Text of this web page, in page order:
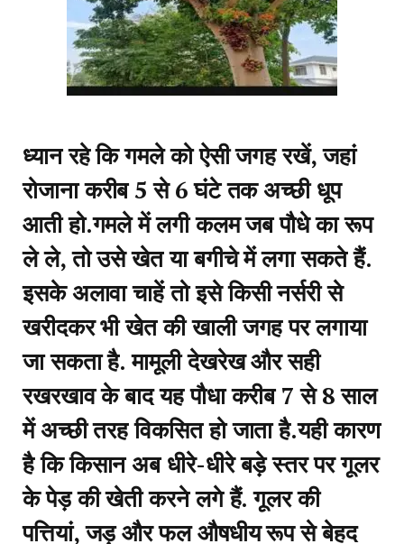
ध्यान रहे कि गमले को ऐसी जगह रखें, जहां
रोजाना करीब 5 से 6 घंटे तक अच्छी धूप
आती हो.गमले में लगी कलम जब पौधे का रूप
ले ले, तो उसे खेत या बगीचे में लगा सकते हैं.
इसके अलावा चाहें तो इसे किसी नर्सरी से
खरीदकर भी खेत की खाली जगह पर लगाया
जा सकता है. मामूली देखरेख और सही
रखरखाव के बाद यह पौधा करीब 7 से 8 साल
में अच्छी तरह विकसित हो जाता है.यही कारण
है कि किसान अब धीरे-धीरे बड़े स्तर पर गूलर
के पेड़ की खेती करने लगे हैं. गूलर की
पत्तियां, जड़ और फल औषधीय रूप से बेहद